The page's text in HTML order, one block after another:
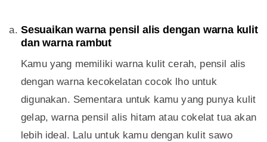
Sesuaikan warna pensil alis dengan warna kulit
dan warna rambut
Kamu yang memiliki warna kulit cerah, pensil alis
dengan warna kecokelatan cocok lho untuk
digunakan. Sementara untuk kamu yang punya kulit
gelap, warna pensil alis hitam atau cokelat tua akan
lebih ideal. Lalu untuk kamu dengan kulit sawo